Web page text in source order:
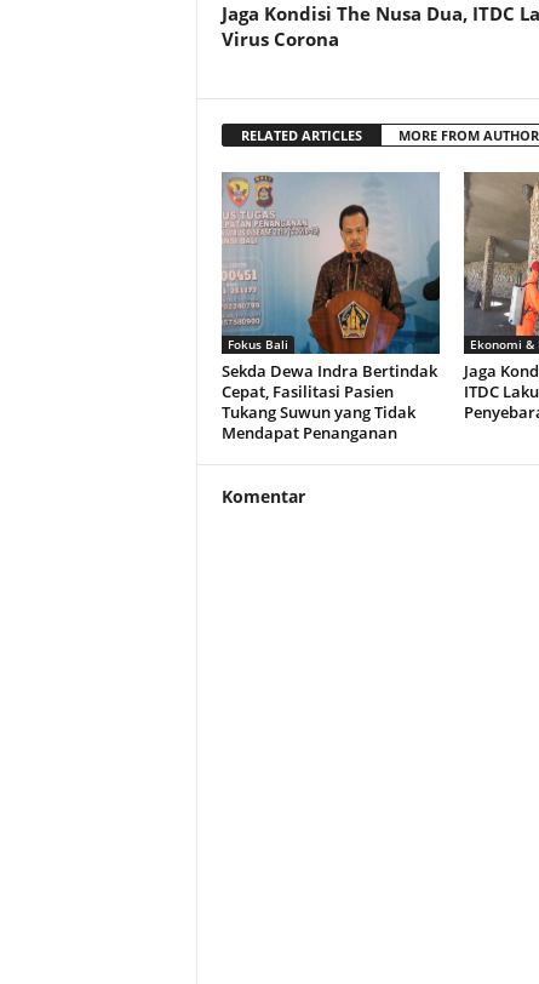
Jaga Kondisi The Nusa Dua, ITDC
Virus Corona
RELATED ARTICLES MORE FROM AUTHOR
Fokus Bali
Sekda Dewa Indra Bertindak
Cepat, Fasilitasi Pasien
Tukang Suwun yang Tidak
Mendapat Penanganan
Ekonomi &
Jaga
ITDC
Komentar